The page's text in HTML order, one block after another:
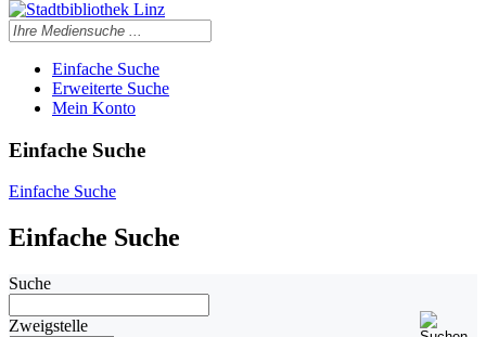
Einfache Suche
Erweiterte Suche
Mein Konto
Einfache Suche
Einfache Suche
Einfache Suche
Suche
Zweigstelle